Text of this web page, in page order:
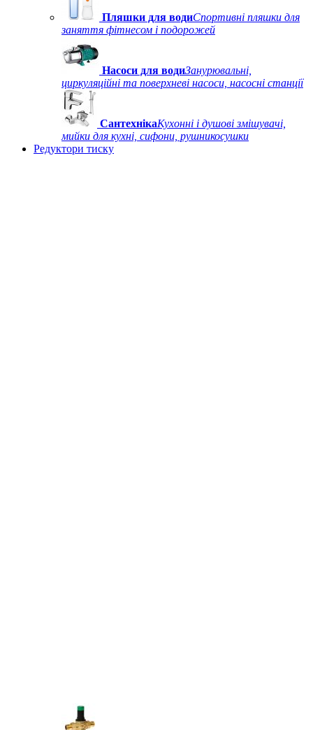
Пляшки для водиСпортивні пляшки для
заняття фітнесом і подорожей
Насоси для водиЗанурювальні,
циркуляційні та поверхневі насоси, насосні станції
СантехнікаКухонні і душові змішувачі,
мийки для кухні, сифони, рушникосушки
Редуктори тиску